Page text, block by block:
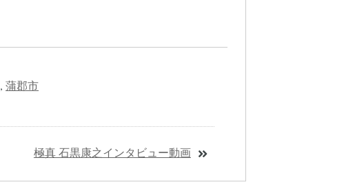
,蒲郡市
極真 石黒康之インタビュー動画